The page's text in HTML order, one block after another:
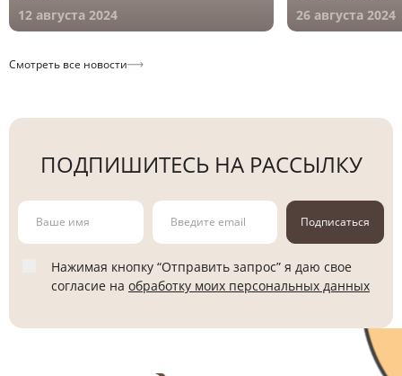
Смотреть все новости
12 августа 2024
26 августа 2024
ПОДПИШИТЕСЬ НА РАССЫЛКУ
Подписаться
Нажимая кнопку “Отправить запрос” я даю свое
согласие на обработку моих персональных данных